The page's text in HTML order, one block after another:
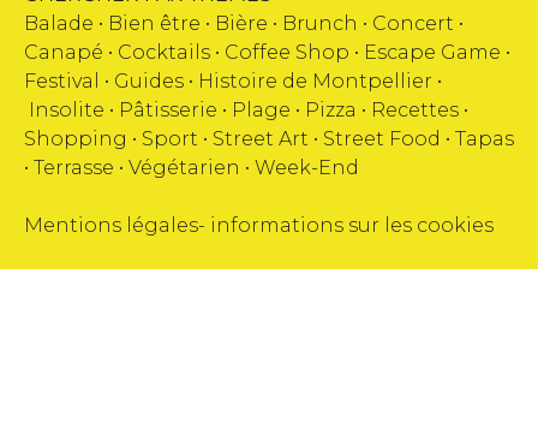
Balade • Bien être • Bière • Brunch • Concert •
Canapé • Cocktails • Coffee Shop • Escape Game •
Festival
• Guides • Histoire de Montpellier •
Insolite • Pâtisserie • Plage • Pizza • Recettes •
Shopping • Sport • Street Art • Street Food • Tapas
• Terrasse • Végétarien • Week-End
Mentions légales- informations sur les cookies